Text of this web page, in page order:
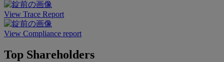
View Trace Report
View Compliance report
Top Shareholders